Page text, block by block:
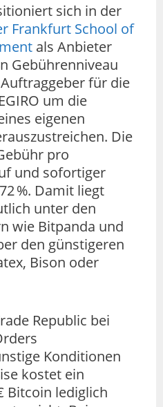
sich in der
Frankfurt School of
als Anbieter
Gebührenniveau
für die
um die
eigenen
Die
pro
und sofortiger
%. Damit liegt
unter den
wie Bitpanda und
den günstigeren
Bison oder
Republic bei
Konditionen
kostet ein
Bitcoin lediglich